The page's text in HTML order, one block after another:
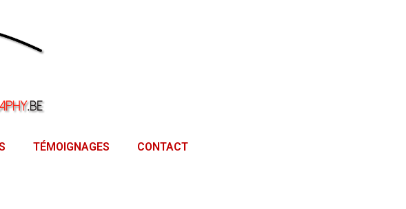
TÉMOIGNAGES CONTACT